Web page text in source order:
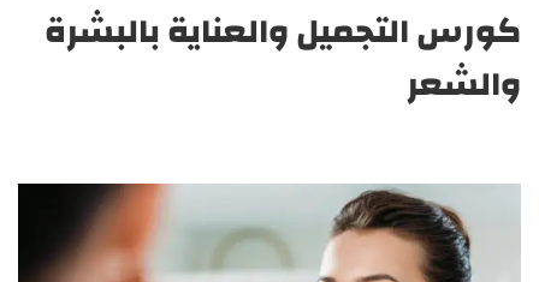
كورس التجميل والعناية بالبشرة
والشعر